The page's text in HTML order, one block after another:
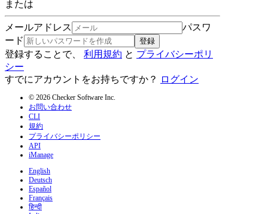
または
メールアドレス
パスワ
ード
登録
登録することで、 利用規約 と プライバシーポリ
シー
すでにアカウントをお持ちですか？
ログイン
© 2026 Checker Software Inc.
お問い合わせ
CLI
規約
プライバシーポリシー
API
iManage
English
Deutsch
Español
Français
हिन्दी